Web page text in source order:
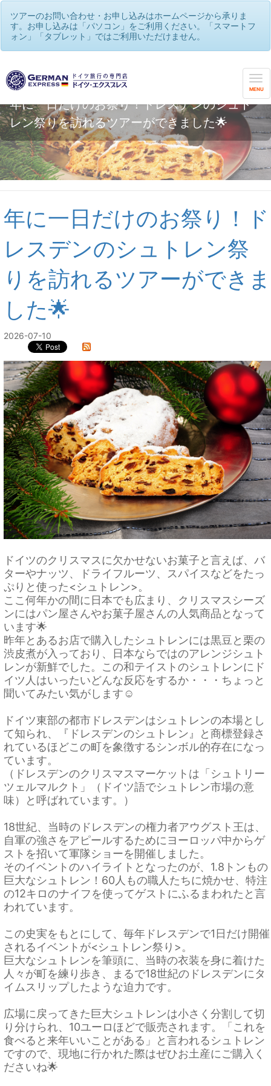
ツアーのお問い合わせ・お申し込みはホームページから承りま
す。お申し込みは「パソコン」をご利用ください。「スマートフ
ォン」「タブレット」ではご利用いただけません。
MENU
年に一日だけのお祭り！ドレスデンのシュト
レン祭りを訪れるツアーができました🌟
年に一日だけのお祭り！ド
レスデンのシュトレン祭
りを訪れるツアーができま
した🌟
2026-07-10
ドイツのクリスマスに欠かせないお菓子と言えば、バ
ターやナッツ、ドライフルーツ、スパイスなどをたっ
ぷりと使った<シュトレン>。
ここ何年かの間に日本でも広まり、クリスマスシーズ
ンにはパン屋さんやお菓子屋さんの人気商品となって
います🌟
昨年とあるお店で購入したシュトレンには黒豆と栗の
渋皮煮が入っており、日本ならではのアレンジシュト
レンが新鮮でした。この和テイストのシュトレンにド
イツ人はいったいどんな反応をするか・・・ちょっと
聞いてみたい気がします☺
ドイツ東部の都市ドレスデンはシュトレンの本場とし
て知られ、『ドレスデンのシュトレン』と商標登録さ
れているほどこの町を象徴するシンボル的存在になっ
ています。
（ドレスデンのクリスマスマーケットは「シュトリー
ツェルマルクト」（ドイツ語でシュトレン市場の意
味）と呼ばれています。）
18世紀、当時のドレスデンの権力者アウグスト王は、
自軍の強さをアピールするためにヨーロッパ中からゲ
ストを招いて軍隊ショーを開催しました。
そのイベントのハイライトとなったのが、1.8トンもの
巨大なシュトレン！60人もの職人たちに焼かせ、特注
の12キロのナイフを使ってゲストにふるまわれたと言
われています。
この史実をもとにして、毎年ドレスデンで1日だけ開催
されるイベントが<シュトレン祭り>。
巨大なシュトレンを筆頭に、当時の衣装を身に着けた
人々が町を練り歩き、まるで18世紀のドレスデンにタ
イムスリップしたような迫力です。
広場に戻ってきた巨大シュトレンは小さく分割して切
り分けられ、10ユーロほどで販売されます。「これを
食べると来年いいことがある」と言われるシュトレン
ですので、現地に行かれた際はぜひお土産にご購入く
ださいね🌟